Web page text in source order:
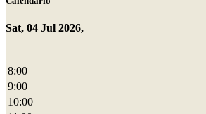
Sat, 04 Jul 2026,
8:00
9:00
10:00